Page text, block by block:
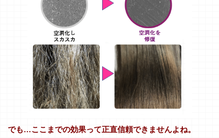
でも…ここまでの効果って正直信頼できませんよね。